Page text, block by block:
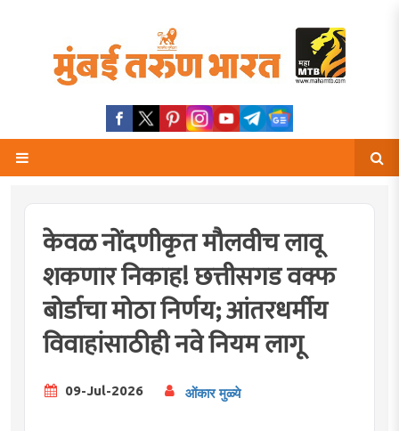
केवळ नोंदणीकृत मौलवीच लावू
शकणार निकाह! छत्तीसगड वक्फ
बोर्डाचा मोठा निर्णय; आंतरधर्मीय
विवाहांसाठीही नवे नियम लागू
09-Jul-2026 ओंकार मुळ्ये